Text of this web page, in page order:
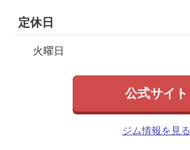
定休日
火曜日
公式サイト
ジム情報を見る